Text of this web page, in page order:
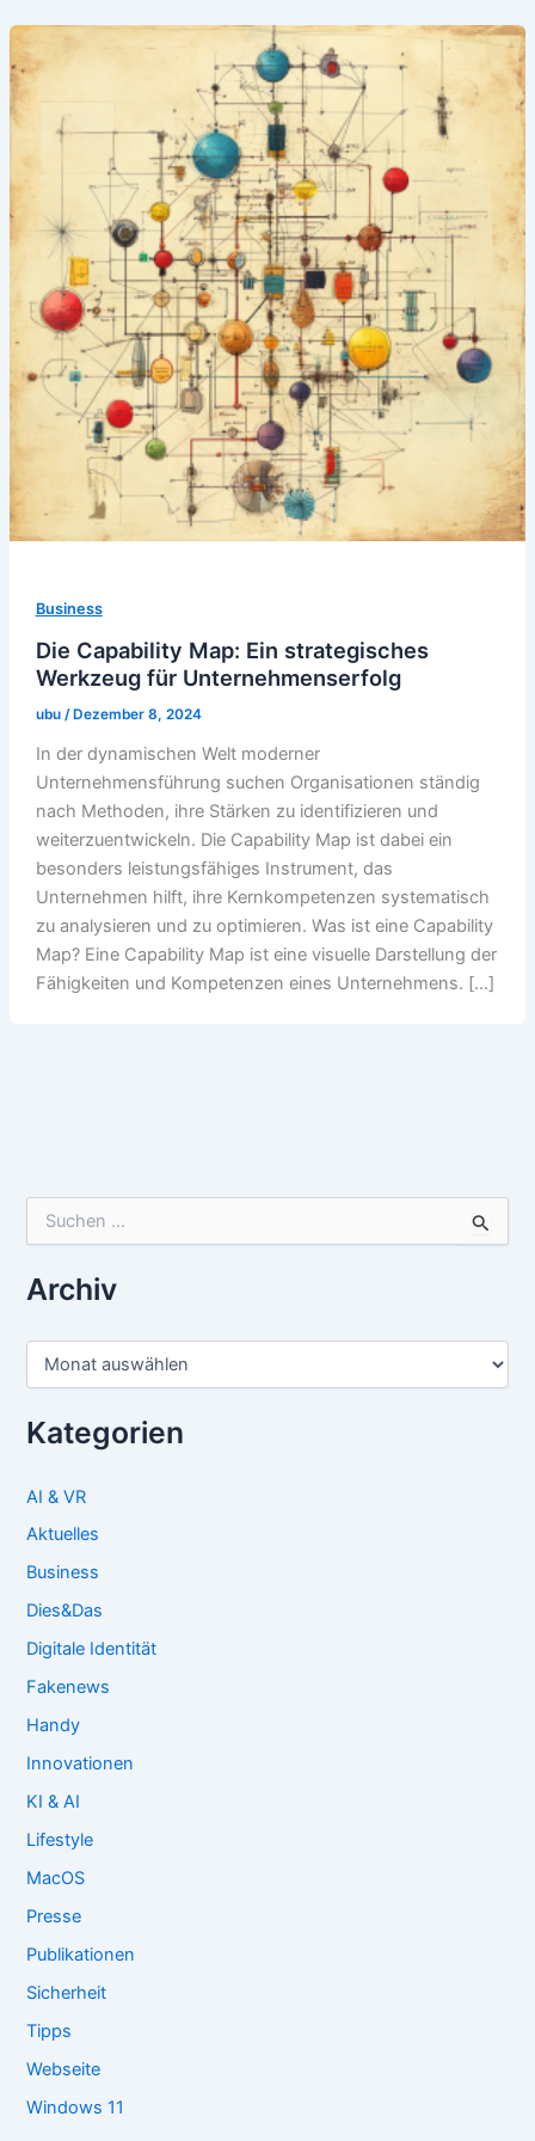
Business
Die Capability Map: Ein strategisches
Werkzeug für Unternehmenserfolg
ubu /Dezember 8, 2024
In der dynamischen Welt moderner
Unternehmensführung suchen Organisationen ständig
nach Methoden, ihre Stärken zu identifizieren und
weiterzuentwickeln. Die Capability Map ist dabei ein
besonders leistungsfähiges Instrument, das
Unternehmen hilft, ihre Kernkompetenzen systematisch
zu analysieren und zu optimieren. Was ist eine Capability
Map? Eine Capability Map ist eine visuelle Darstellung der
Fähigkeiten und Kompetenzen eines Unternehmens. […]
nach:
Archiv
Kategorien
AI & VR
Aktuelles
Business
Dies&Das
Digitale Identität
Fakenews
Handy
Innovationen
KI & AI
Lifestyle
MacOS
Presse
Publikationen
Sicherheit
Tipps
Webseite
Windows 11